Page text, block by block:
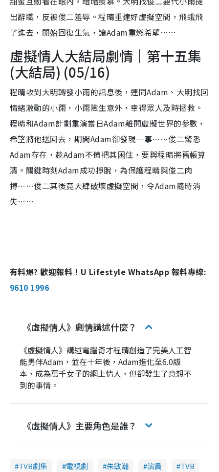
出辭職，反被俊二羞辱。程晴重建好虛擬空間，飛蛾飛
了進去，開始回復生氣，讓Adam重燃希望……
虛擬情人大結局劇情｜第十五集
(大結局) (05/16)
程晴收到大明轉發小雨的訊息後，連同Adam、大明找回
情緒激動的小雨，小雨險生意外，幸得眾人及時拯救。
程晴和Adam計劃重演當日Adam離開虛擬世界的參數，
希望將他送回去，期間Adam卻發現一事……俊二驚悉
Adam存在，趁Adam不備把其困住，要與程晴將舊帳算
清。關鍵時刻Adam成功掙脫，為保護程晴與俊二肉
搏……俊二其後竟大肆破壞虛擬空間，令Adam隨時消
失……
有料爆? 歡迎報料！U Lifestyle WhatsApp 報料專線:
9610 1996
《虛擬情人》劇情講述什麼？
《虛擬情人》講述電腦奇才程晴創造了完美人工智
能男伴Adam，並在十年後，Adam進化至6.0版
本，成為萬千女子的網上情人，但卻發生了意想不
到的事情。
《虛擬情人》主要角色是誰？
TVB劇集 電視劇 朱敏瀚 演員
TVB